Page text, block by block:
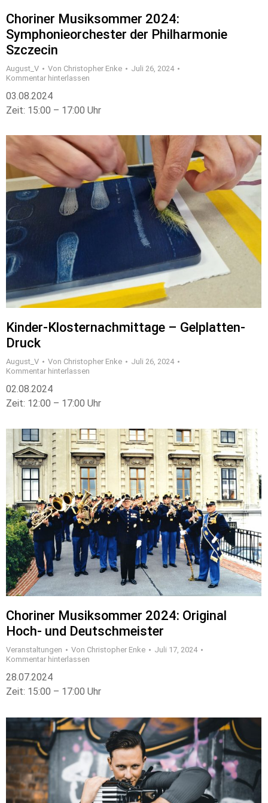
Choriner Musiksommer 2024:
Symphonieorchester der Philharmonie
Szczecin
August_V Von Christopher Enke
Juli 26, 2024
Kommentar hinterlassen
03.08.2024
Zeit: 15:00 – 17:00 Uhr
Kinder-Klosternachmittage – Gelplatten-
Druck
August_V Von Christopher Enke
Juli 26, 2024
Kommentar hinterlassen
02.08.2024
Zeit: 12:00 – 17:00 Uhr
Choriner Musiksommer 2024: Original
Hoch- und Deutschmeister
Veranstaltungen Von Christopher Enke
Juli 17, 2024
Kommentar hinterlassen
28.07.2024
Zeit: 15:00 – 17:00 Uhr